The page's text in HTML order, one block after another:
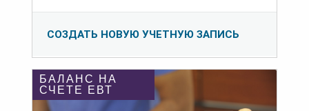
СОЗДАТЬ НОВУЮ УЧЕТНУЮ ЗАПИСЬ
БАЛАНС НА
СЧЕТЕ ЕВТ